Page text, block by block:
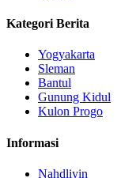
Kategori Berita
Yogyakarta
Sleman
Bantul
Gunung Kidul
Kulon Progo
Informasi
Nahdliyin